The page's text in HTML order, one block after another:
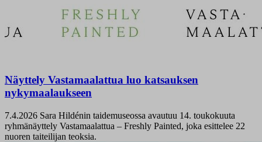
Näyttely Vastamaalattua luo katsauksen
nykymaalaukseen
7.4.2026 Sara Hildénin taidemuseossa avautuu 14. toukokuuta
ryhmänäyttely Vastamaalattua – Freshly Painted, joka esittelee 22
nuoren taiteilijan teoksia.